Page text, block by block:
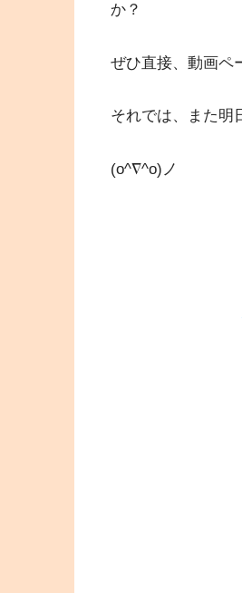
か？
ぜひ直接、動画ペ
それでは、また明
(o^∇^o)ノ